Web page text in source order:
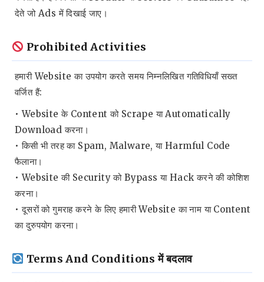
देते जो Ads में दिखाई जाए।
Prohibited Activities
हमारी Website का उपयोग करते समय निम्नलिखित गतिविधियाँ सख्त
वर्जित हैं:
• Website के Content को Scrape या Automatically
Download करना।
• किसी भी तरह का Spam, Malware, या Harmful Code
फैलाना।
• Website की Security को Bypass या Hack करने की कोशिश
करना।
• दूसरों को गुमराह करने के लिए हमारी Website का नाम या Content
का दुरुपयोग करना।
Terms And Conditions में बदलाव